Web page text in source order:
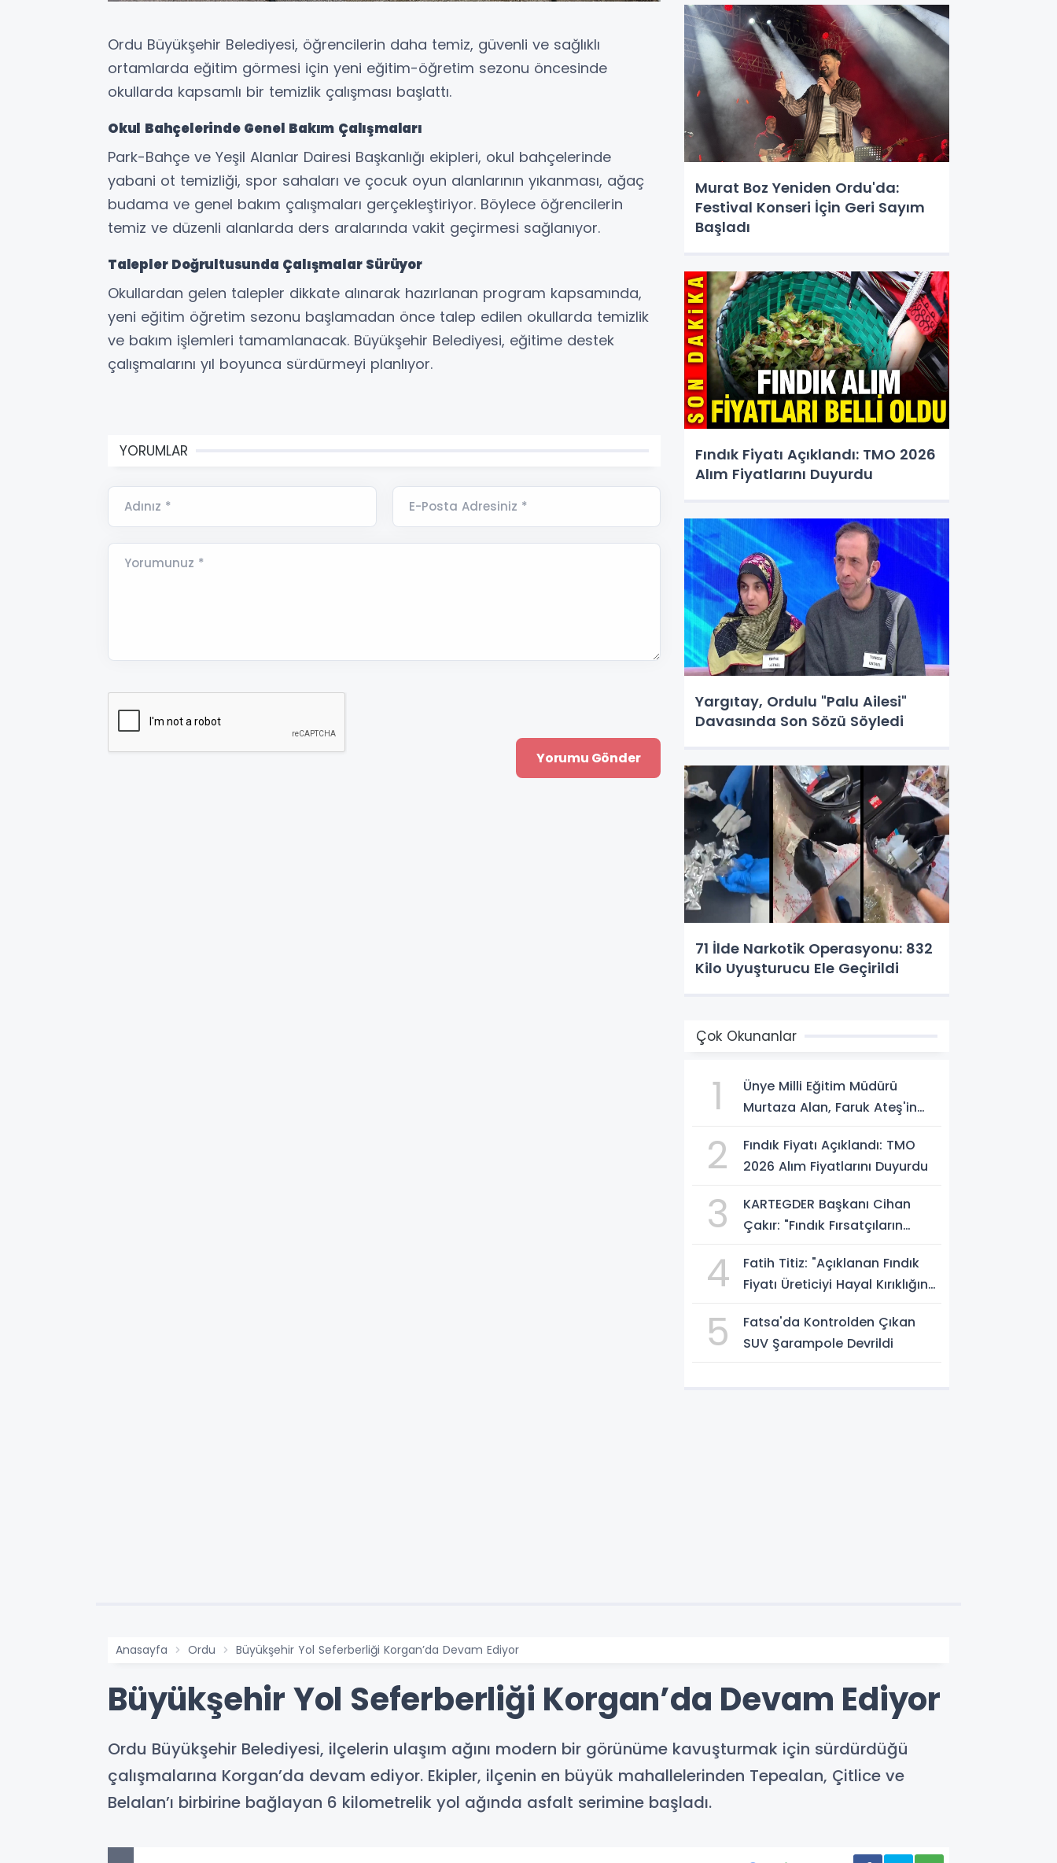
Ordu Büyükşehir Belediyesi, öğrencilerin daha temiz, güvenli ve sağlıklı
ortamlarda eğitim görmesi için yeni eğitim-öğretim sezonu öncesinde
okullarda kapsamlı bir temizlik çalışması başlattı.
Okul Bahçelerinde Genel Bakım Çalışmaları
Park-Bahçe ve Yeşil Alanlar Dairesi Başkanlığı ekipleri, okul bahçelerinde
yabani ot temizliği, spor sahaları ve çocuk oyun alanlarının yıkanması, ağaç
budama ve genel bakım çalışmaları gerçekleştiriyor. Böylece öğrencilerin
temiz ve düzenli alanlarda ders aralarında vakit geçirmesi sağlanıyor.
Talepler Doğrultusunda Çalışmalar Sürüyor
Okullardan gelen talepler dikkate alınarak hazırlanan program kapsamında,
yeni eğitim öğretim sezonu başlamadan önce talep edilen okullarda temizlik
ve bakım işlemleri tamamlanacak. Büyükşehir Belediyesi, eğitime destek
çalışmalarını yıl boyunca sürdürmeyi planlıyor.
YORUMLAR
Adınız * E-Posta Adresiniz *
Yorumunuz *
Murat Boz Yeniden Ordu'da:
Festival Konseri İçin Geri Sayım
Başladı
Fındık Fiyatı Açıklandı: TMO 2026
Alım Fiyatlarını Duyurdu
Yargıtay, Ordulu "Palu Ailesi"
Davasında Son Sözü Söyledi
71 İlde Narkotik Operasyonu: 832
Kilo Uyuşturucu Ele Geçirildi
Çok Okunanlar
1
Ünye Milli Eğitim Müdürü
Murtaza Alan, Faruk Ateş'in
2
Fındık Fiyatı Açıklandı: TMO
2026 Alım Fiyatlarını Duyurdu
3
KARTEGDER Başkanı Cihan
Çakır: "Fındık Fırsatçıların
4
Fatih Titiz: "Açıklanan Fındık
Fiyatı Üreticiyi Hayal Kırıklığına
5
Fatsa'da Kontrolden Çıkan
SUV Şarampole Devrildi
Anasayfa Ordu Büyükşehir Yol Seferberliği Korgan’da Devam Ediyor
Büyükşehir Yol Seferberliği Korgan’da Devam Ediyor
Ordu Büyükşehir Belediyesi, ilçelerin ulaşım ağını modern bir görünüme kavuşturmak için sürdürdüğü
çalışmalarına Korgan’da devam ediyor. Ekipler, ilçenin en büyük mahallelerinden Tepealan, Çitlice ve
Belalan’ı birbirine bağlayan 6 kilometrelik yol ağında asfalt serimine başladı.